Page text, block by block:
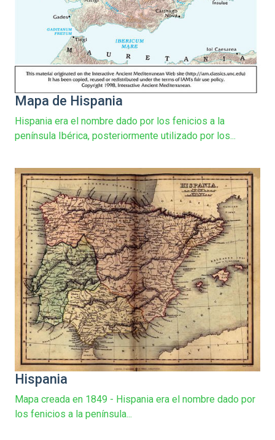
Mapa de Hispania
Hispania era el nombre dado por los fenicios a la
península Ibérica, posteriormente utilizado por los...
Hispania
Mapa creada en 1849 - Hispania era el nombre dado por
los fenicios a la península...